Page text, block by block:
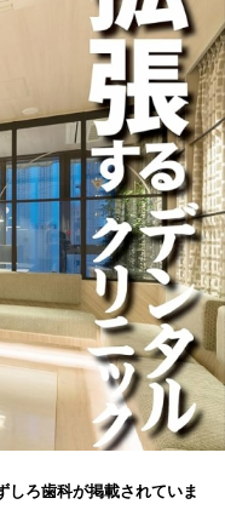
しろ歯科が掲載されていま